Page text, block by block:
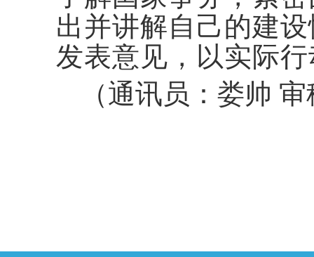
出并讲解自己的建
发表意见，以实际
（通讯员：娄帅